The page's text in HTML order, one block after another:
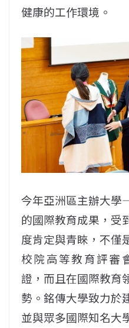
健康的工作環境。
今年亞洲區主辦大
的國際教育成果，受
度肯定與青睞，不僅
校院高等教育評審
證，而且在國際教育
勢。銘傳大學致力於
並與眾多國際知名大